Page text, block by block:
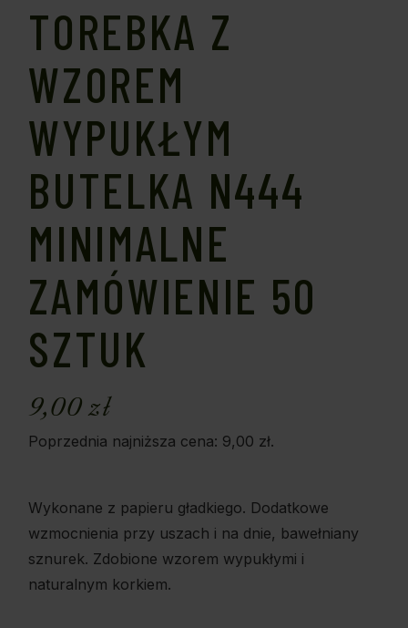
TOREBKA Z
WZOREM
WYPUKŁYM
BUTELKA N444
MINIMALNE
ZAMÓWIENIE 50
SZTUK
9,00zł
Poprzednia najniższa cena: 9,00 zł.
Wykonane z papieru gładkiego. Dodatkowe
wzmocnienia przy uszach i na dnie, bawełniany
sznurek. Zdobione wzorem wypukłymi i
naturalnym korkiem.